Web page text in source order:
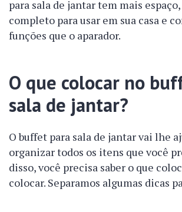
para sala de jantar tem mais
completo para usar em sua casa e
funções que o aparador.
O que colocar no
sala de jantar?
O buffet para sala de jantar vai lhe
organizar todos os itens que você
disso, você precisa saber o que
colocar. Separamos algumas dicas